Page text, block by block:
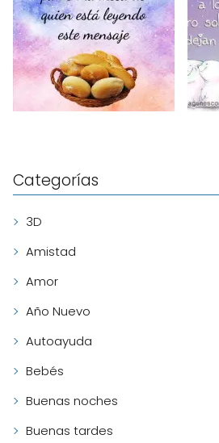
Categorías
3D
Amistad
Amor
Año Nuevo
Autoayuda
Bebés
Buenas noches
Buenas tardes